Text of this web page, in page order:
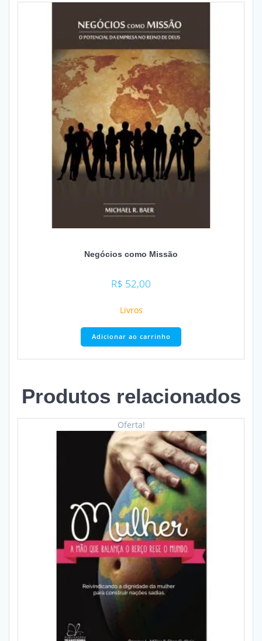
Negócios como Missão
R$ 52,00
Livros
Adicionar ao carrinho
Produtos relacionados
Oferta!